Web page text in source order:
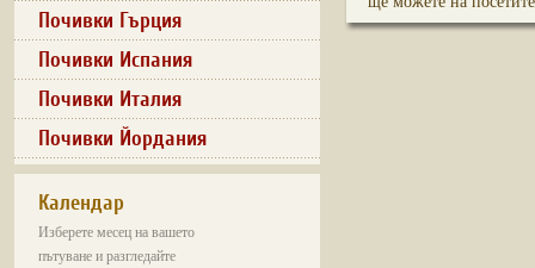
Почивки Гърция
Почивки Испания
Почивки Италия
Почивки Йордания
Календар
Изберете месец на вашето
пътуване и разгледайте